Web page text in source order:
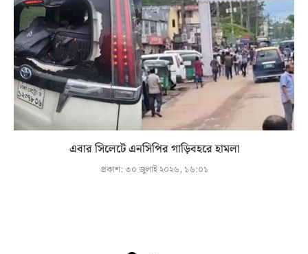
এবার সিলেটে এনসিপির গাড়িবহরে হামলা
প্রকাশ:৩০ জুলাই ২০২৬, ১৬:০১